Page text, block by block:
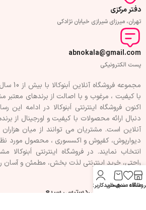
دفتر مرکزی
تهران، میرزای شیرازی خیابان نژادکی
abnokala@gmail.com
پست الکترونیکی
مجموعه
با کيفيت ، مرغوب و با اصالت از برندهای
اکنون فروشگاه اینترنتی اَبنوکالا در ادامه
دنبال ارائه محصولات با کيفيت و اورجينال از
آنلاين است. مشتريان می توانند از ميان
دیوارپوش، کفپوش و اکسسوری ، محصول مورد
انتخاب نمايند. در فروشگاه اینترنتی اَبنوکالا
راحتی، خرید اینترنتی لذت بخش، مطمئن و آسان
فهرست سفارشیدسترسی سریع
علاقه مندیسبد خرید
حساب کاربری من